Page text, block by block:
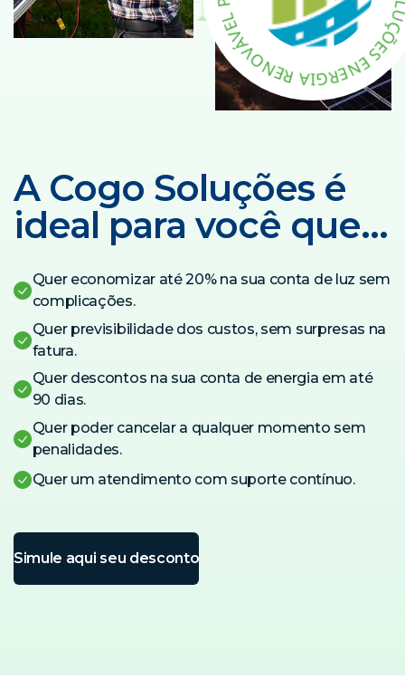
E
N
E
R
G
I
A
R
E
N
O
V
Á
V
E
L
P
A
R
A
A Cogo Soluções é
ideal para você que…
Quer economizar até 20% na sua conta de luz sem
complicações.
Quer previsibilidade dos custos, sem surpresas na
fatura.
Quer descontos na sua conta de energia em até
90 dias.
Quer poder cancelar a qualquer momento sem
penalidades.
Quer um atendimento com suporte contínuo.
Simule aqui seu desconto